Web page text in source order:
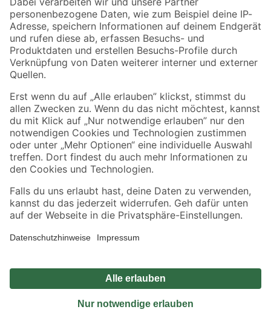
Zahlungsarten Versandarten
Sicher einkaufen
Jetzt die toom-App herunterladen
Alle Preisangaben in EUR inkl. gesetzl. MwSt.. Die dargestellten Angebote sind unter
Umständen nicht in allen Märkten verfügbar. Die angegebenen Verfügbarkeiten beziehen
Produkte nur solange der Vorrat reicht.
*Paketversand ab 59 € versandkostenfrei, gilt nicht für Artikel mit Speditionsversand, hier
Privatsphäre Impressum
Nutzungsbedingungen
Widerrufsrecht
Vertrag widerrufen